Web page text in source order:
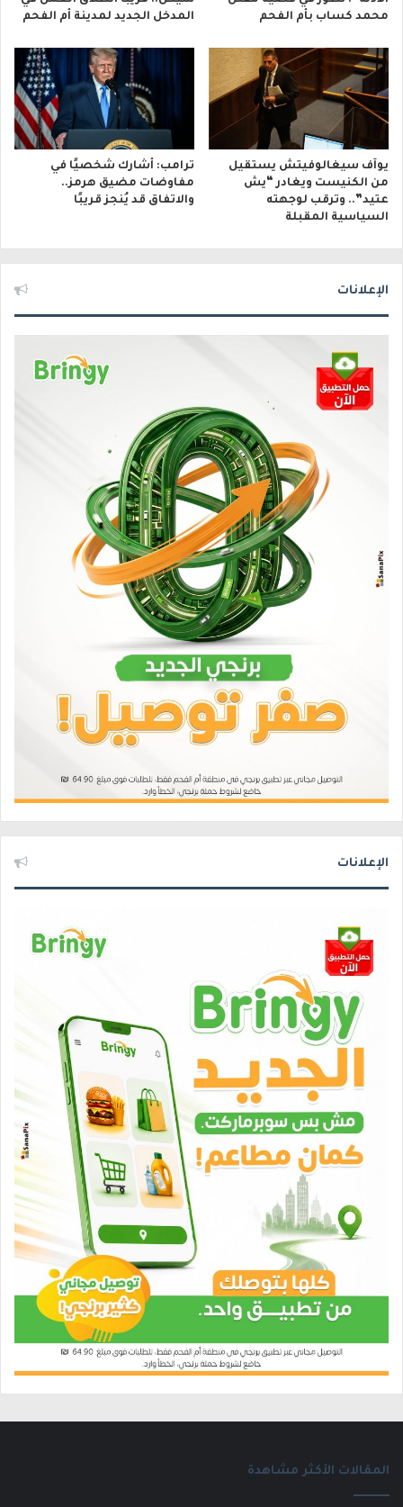
محمد كساب بأم الفحم
المدخل الجديد لمدينة أم الفحم
يوآف سيغالوفيتش يستقيل
من الكنيست ويغادر “يش
عتيد”.. وترقب لوجهته
السياسية المقبلة
ترامب: أشارك شخصيًا في
مفاوضات مضيق هرمز..
والاتفاق قد يُنجز قريبًا
الإعلانات
الإعلانات
المقالات الأكثر مشاهدة